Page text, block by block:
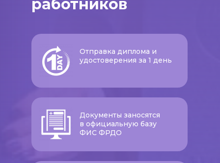
работников
Отправка диплома и
удостоверения за 1 день
Документы заносятся
в официальную базу
ФИС ФРДО